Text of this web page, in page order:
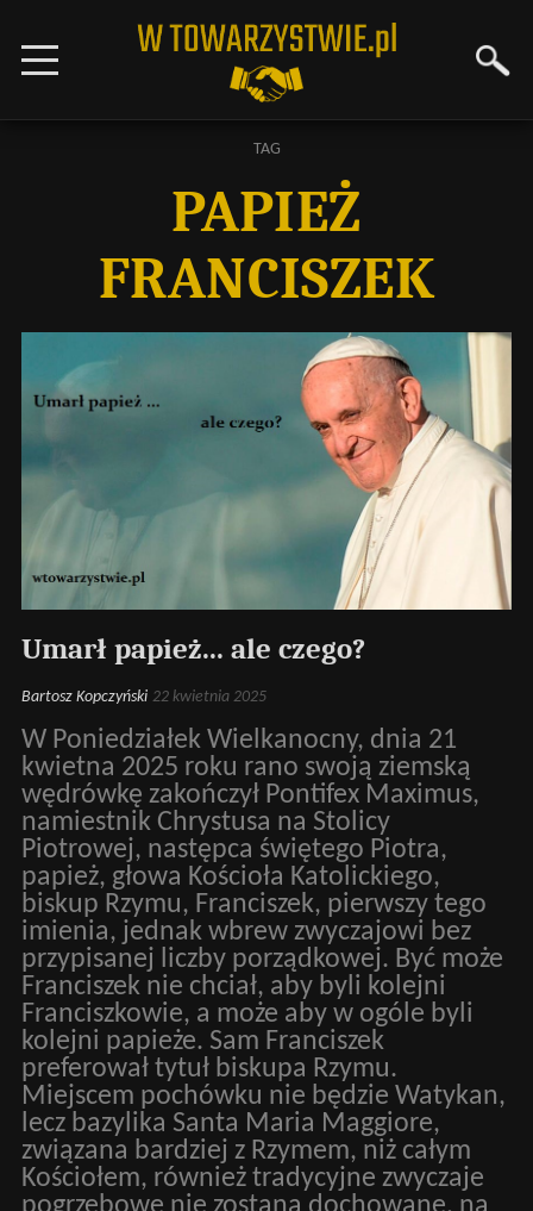
TAG
PAPIEŻ
FRANCISZEK
Umarł papież... ale czego?
Bartosz Kopczyński 22 kwietnia 2025
W Poniedziałek Wielkanocny, dnia 21
kwietna 2025 roku rano swoją ziemską
wędrówkę zakończył Pontifex Maximus,
namiestnik Chrystusa na Stolicy
Piotrowej, następca świętego Piotra,
papież, głowa Kościoła Katolickiego,
biskup Rzymu, Franciszek, pierwszy tego
imienia, jednak wbrew zwyczajowi bez
przypisanej liczby porządkowej. Być może
Franciszek nie chciał, aby byli kolejni
Franciszkowie, a może aby w ogóle byli
kolejni papieże. Sam Franciszek
preferował tytuł biskupa Rzymu.
Miejscem pochówku nie będzie Watykan,
lecz bazylika Santa Maria Maggiore,
związana bardziej z Rzymem, niż całym
Kościołem, również tradycyjne zwyczaje